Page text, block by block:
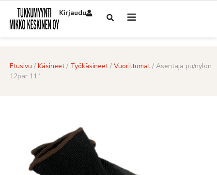
Kirjaudu
Etusivu / Käsineet/ Työkäsineet/ Vuorittomat/ Asentaja pu/nylon
12par 11″